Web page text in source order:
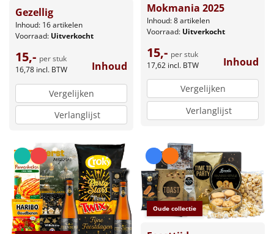
Gezellig
Inhoud: 16 artikelen
Voorraad: Uitverkocht
15,- per stuk
16,78 incl. BTW Inhoud
Vergelijken
Verlanglijst
Mokmania 2025
Inhoud: 8 artikelen
Voorraad: Uitverkocht
15,- per stuk
17,62 incl. BTW Inhoud
Vergelijken
Verlanglijst
Oude collectie